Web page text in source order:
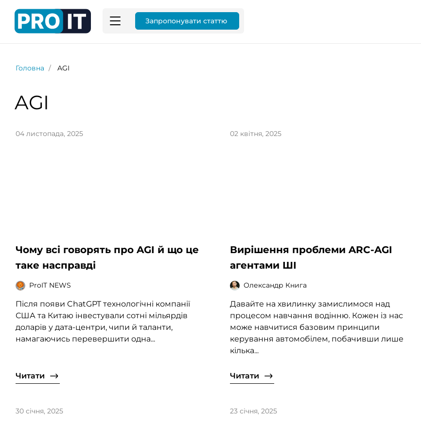
Запропонувати статтю
Головна AGI
AGI
04 листопада, 2025
Чому всі говорять про AGI й що це
таке насправді
ProIT NEWS
Після появи ChatGPT технологічні компанії
США та Китаю інвестували сотні мільярдів
доларів у дата-центри, чипи й таланти,
намагаючись перевершити одна...
Читати
02 квітня, 2025
Вирішення проблеми ARC-AGI
агентами ШІ
Олександр Книга
Давайте на хвилинку замислимося над
процесом навчання водінню. Кожен із нас
може навчитися базовим принципи
керування автомобілем, побачивши лише
кілька...
Читати
30 січня, 2025 23 січня, 2025